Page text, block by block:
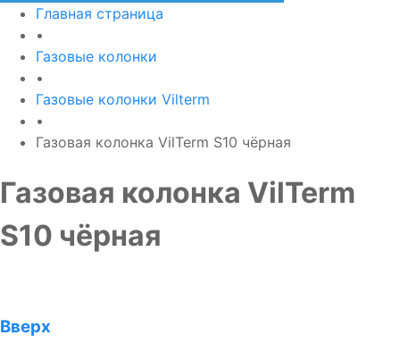
Главная страница
•
Газовые колонки
•
Газовые колонки Vilterm
•
Газовая колонка VilTerm S10 чёрная
Газовая колонка VilTerm
S10 чёрная
Вверх